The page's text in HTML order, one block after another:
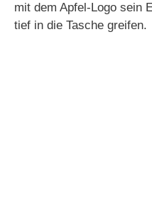
mit dem Apfel-Logo sein
tief in die Tasche greifen.